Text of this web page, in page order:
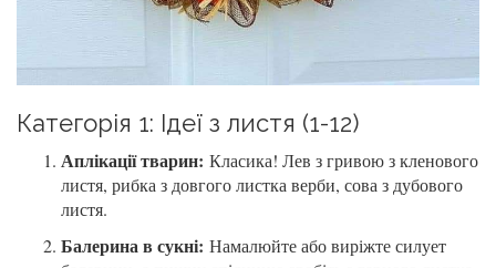
Категорія 1: Ідеї з листя (1-12)
Аплікації тварин: Класика! Лев з гривою з кленового
листя, рибка з довгого листка верби, сова з дубового
листя.
Балерина в сукні: Намалюйте або виріжте силует